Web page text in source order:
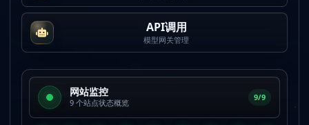
API调用
模型网关管理
网站监控
9 个站点状态概览
9/9